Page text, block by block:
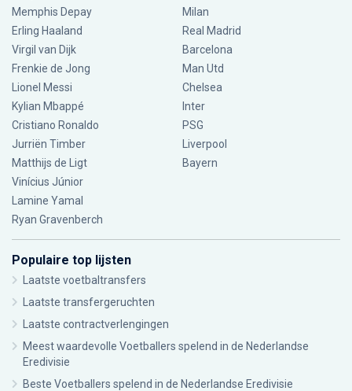
Memphis Depay
Erling Haaland
Virgil van Dijk
Frenkie de Jong
Lionel Messi
Kylian Mbappé
Cristiano Ronaldo
Jurriën Timber
Matthijs de Ligt
Vinícius Júnior
Lamine Yamal
Ryan Gravenberch
Milan
Real Madrid
Barcelona
Man Utd
Chelsea
Inter
PSG
Liverpool
Bayern
Populaire top lijsten
Laatste voetbaltransfers
Laatste transfergeruchten
Laatste contractverlengingen
Meest waardevolle Voetballers spelend in de Nederlandse
Eredivisie
Beste Voetballers spelend in de Nederlandse Eredivisie